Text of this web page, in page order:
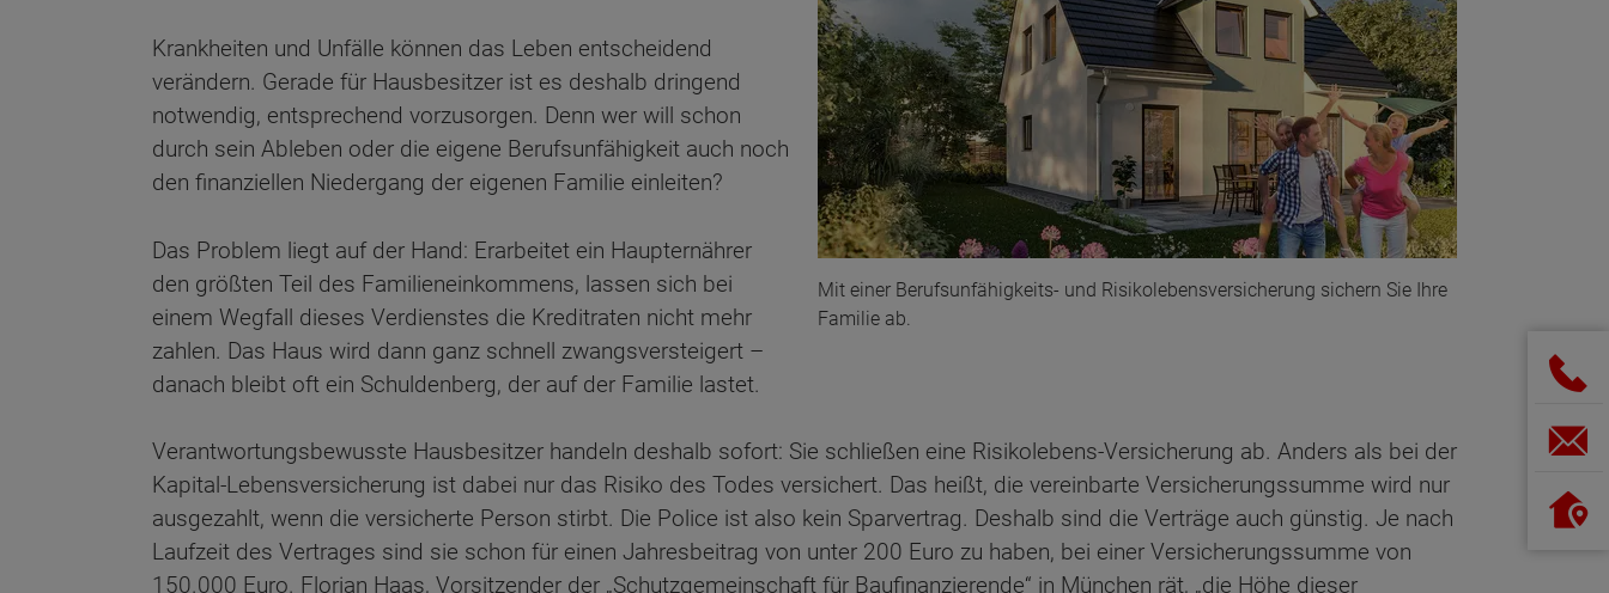
Mit einer Berufsunfähigkeits- und Risikolebensversicherung sichern Sie Ihre
Familie ab.
Krankheiten und Unfälle können das Leben entscheidend
verändern. Gerade für Hausbesitzer ist es deshalb dringend
notwendig, entsprechend vorzusorgen. Denn wer will schon
durch sein Ableben oder die eigene Berufsunfähigkeit auch noch
den finanziellen Niedergang der eigenen Familie einleiten?
Das Problem liegt auf der Hand: Erarbeitet ein Haupternährer
den größten Teil des Familieneinkommens, lassen sich bei
einem Wegfall dieses Verdienstes die Kreditraten nicht mehr
zahlen. Das Haus wird dann ganz schnell zwangsversteigert –
danach bleibt oft ein Schuldenberg, der auf der Familie lastet.
Verantwortungsbewusste Hausbesitzer handeln deshalb sofort: Sie schließen eine Risikolebens-Versicherung ab. Anders als bei der
Kapital-Lebensversicherung ist dabei nur das Risiko des Todes versichert. Das heißt, die vereinbarte Versicherungssumme wird nur
ausgezahlt, wenn die versicherte Person stirbt. Die Police ist also kein Sparvertrag. Deshalb sind die Verträge auch günstig. Je nach
Laufzeit des Vertrages sind sie schon für einen Jahresbeitrag von unter 200 Euro zu haben, bei einer Versicherungssumme von
150.000 Euro. Florian Haas, Vorsitzender der „Schutzgemeinschaft für Baufinanzierende“ in München rät, „die Höhe dieser